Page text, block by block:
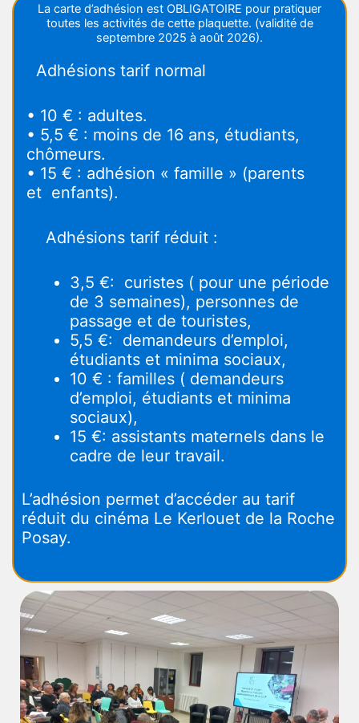
La carte d’adhésion est OBLIGATOIRE pour pratiquer
toutes les activités de cette plaquette. (validité de
septembre 2025 à août 2026).
Adhésions tarif normal
• 10 € : adultes.
• 5,5 € : moins de 16 ans, étudiants,
chômeurs.
• 15 € : adhésion « famille » (parents
et enfants).
Adhésions tarif réduit :
3,5 €: curistes ( pour une période
de 3 semaines), personnes de
passage et de touristes,
5,5 €: demandeurs d’emploi,
étudiants et minima sociaux,
10 € : familles ( demandeurs
d’emploi, étudiants et minima
sociaux),
15 €: assistants maternels dans le
cadre de leur travail.
L’adhésion permet d’accéder au tarif
réduit du cinéma Le Kerlouet de la Roche
Posay.